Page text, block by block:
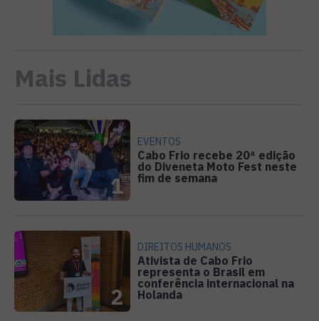
Mais Lidas
1
EVENTOS
Cabo Frio recebe 20ª edição
do Diveneta Moto Fest neste
fim de semana
2
DIREITOS HUMANOS
Ativista de Cabo Frio
representa o Brasil em
conferência internacional na
Holanda